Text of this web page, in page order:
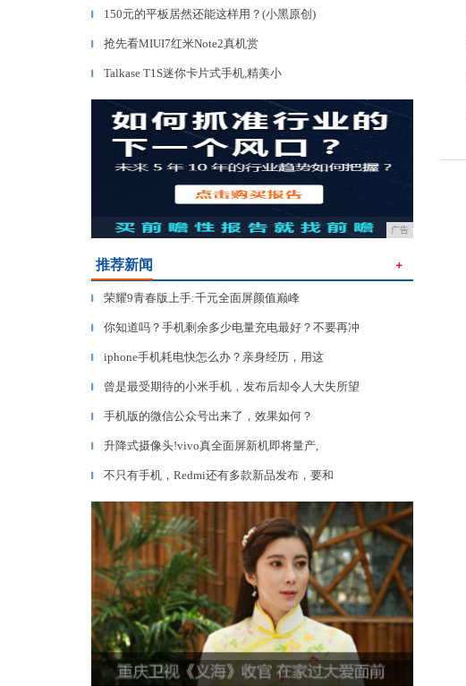
▎ 150元的平板居然还能这样用？(小黑原创)
▎ 抢先看MIUI7红米Note2真机赏
▎ Talkase T1S迷你卡片式手机,精美小
广告
推荐新闻 ＋
▎ 荣耀9青春版上手:千元全面屏颜值巅峰
▎ 你知道吗？手机剩余多少电量充电最好？不要再冲
▎ iphone手机耗电快怎么办？亲身经历，用这
▎ 曾是最受期待的小米手机，发布后却令人大失所望
▎ 手机版的微信公众号出来了，效果如何？
▎ 升降式摄像头!vivo真全面屏新机即将量产,
▎ 不只有手机，Redmi还有多款新品发布，要和